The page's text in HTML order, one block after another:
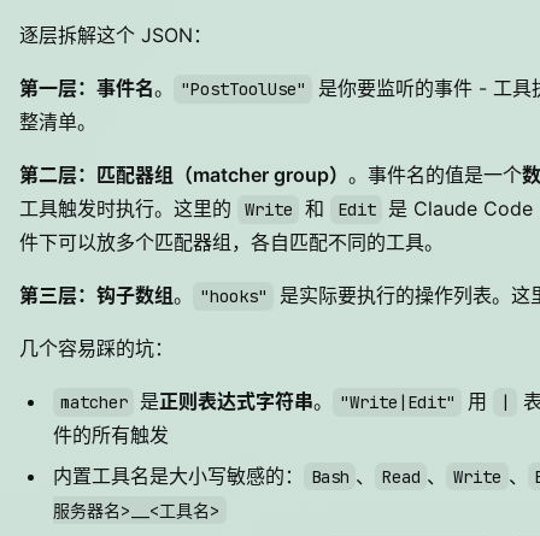
逐层拆解这个 JSON：
第一层：事件名。 "PostToolUse"
是你要监听的事件 - 工
整清单。
第二层：匹配器组（matcher group） 。事件名的值是一个
工具触发时执行。这里的
Write 和 Edit
是 Claude
件下可以放多个匹配器组，各自匹配不同的工具。
第三层：钩子数组。 "hooks" 是实际要执行的操作列表。
几个容易踩的坑：
matcher 是正则表达式字符串。 "Write|Edit" 用 |
件的所有触发
内置工具名是大小写敏感的：
Bash 、 Read 、 Write 、
服务器名>__<工具名>